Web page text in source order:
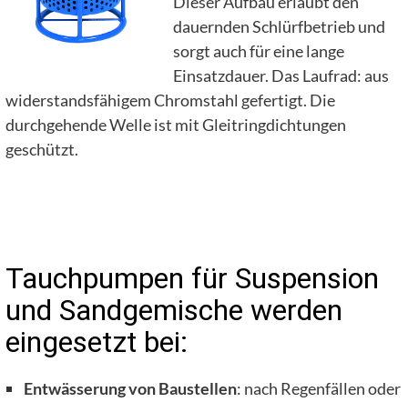
dauernden Schlürfbetrieb und
sorgt auch für eine lange
Einsatzdauer. Das Laufrad: aus
widerstandsfähigem Chromstahl gefertigt. Die
durchgehende Welle ist mit Gleitringdichtungen
geschützt.
Tauchpumpen für Suspension
und Sandgemische werden
eingesetzt bei:
Entwässerung von Baustellen: nach Regenfällen oder